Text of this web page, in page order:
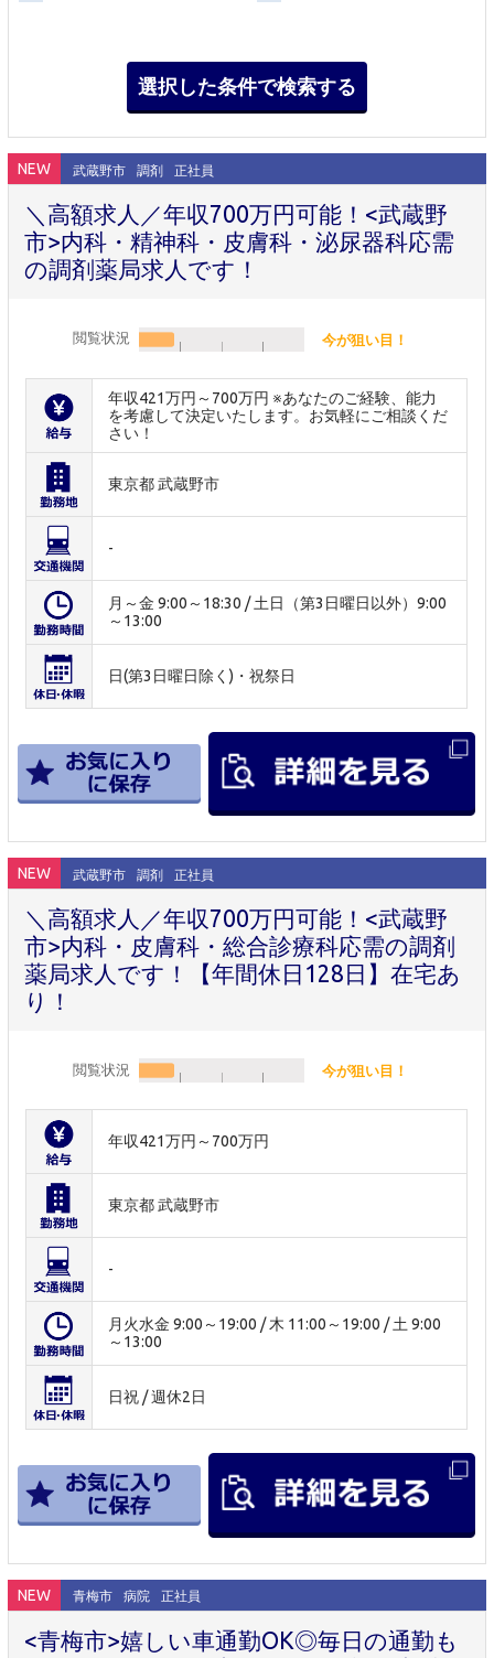
NEW 武蔵野市 調剤 正社員
＼高額求人／年収700万円可能！<武蔵野
市>内科・精神科・皮膚科・泌尿器科応需
の調剤薬局求人です！
閲覧状況 今が狙い目！
年収421万円～700万円 ※あなたのご経験、能力
を考慮して決定いたします。お気軽にご相談くだ
さい！
東京都 武蔵野市
-
月～金 9:00～18:30 / 土日（第3日曜日以外）9:00
～13:00
日(第3日曜日除く)・祝祭日
NEW 武蔵野市 調剤 正社員
＼高額求人／年収700万円可能！<武蔵野
市>内科・皮膚科・総合診療科応需の調剤
薬局求人です！【年間休日128日】在宅あ
り！
閲覧状況 今が狙い目！
年収421万円～700万円
東京都 武蔵野市
-
月火水金 9:00～19:00 / 木 11:00～19:00 / 土 9:00
～13:00
日祝 / 週休2日
NEW 青梅市 病院 正社員
<青梅市>嬉しい車通勤OK◎毎日の通勤も